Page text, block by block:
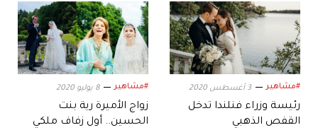
#مشاهير 3 أغسطس 2020
رئيسة وزراء فنلندا تدخل
القفص الذهبي
#مشاهير 8 يوليو 2020
زواج الأميرة رية بنت
الحسين.. أول زفاف ملكي